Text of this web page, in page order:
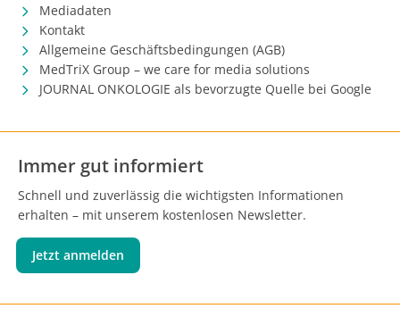
Mediadaten
Kontakt
Allgemeine Geschäftsbedingungen (AGB)
MedTriX Group – we care for media solutions
JOURNAL ONKOLOGIE als bevorzugte Quelle bei Google
Immer gut informiert
Schnell und zuverlässig die wichtigsten Informationen
erhalten – mit unserem kostenlosen Newsletter.
Jetzt anmelden